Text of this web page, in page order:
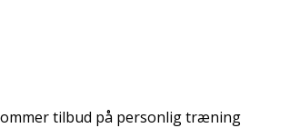
tilbud på personlig træning